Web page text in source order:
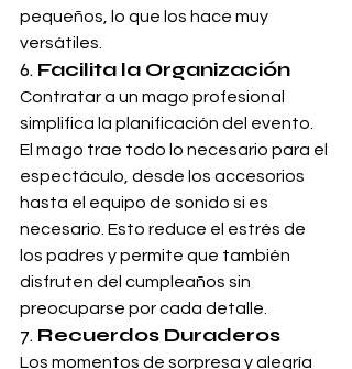
pequeños, lo que los hace muy
versátiles.
6. Facilita la Organización
Contratar a un mago profesional
simplifica la planificación del evento.
El mago trae todo lo necesario para el
espectáculo, desde los accesorios
hasta el equipo de sonido si es
necesario. Esto reduce el estrés de
los padres y permite que también
disfruten del cumpleaños sin
preocuparse por cada detalle.
7. Recuerdos Duraderos
Los momentos de sorpresa y alegría